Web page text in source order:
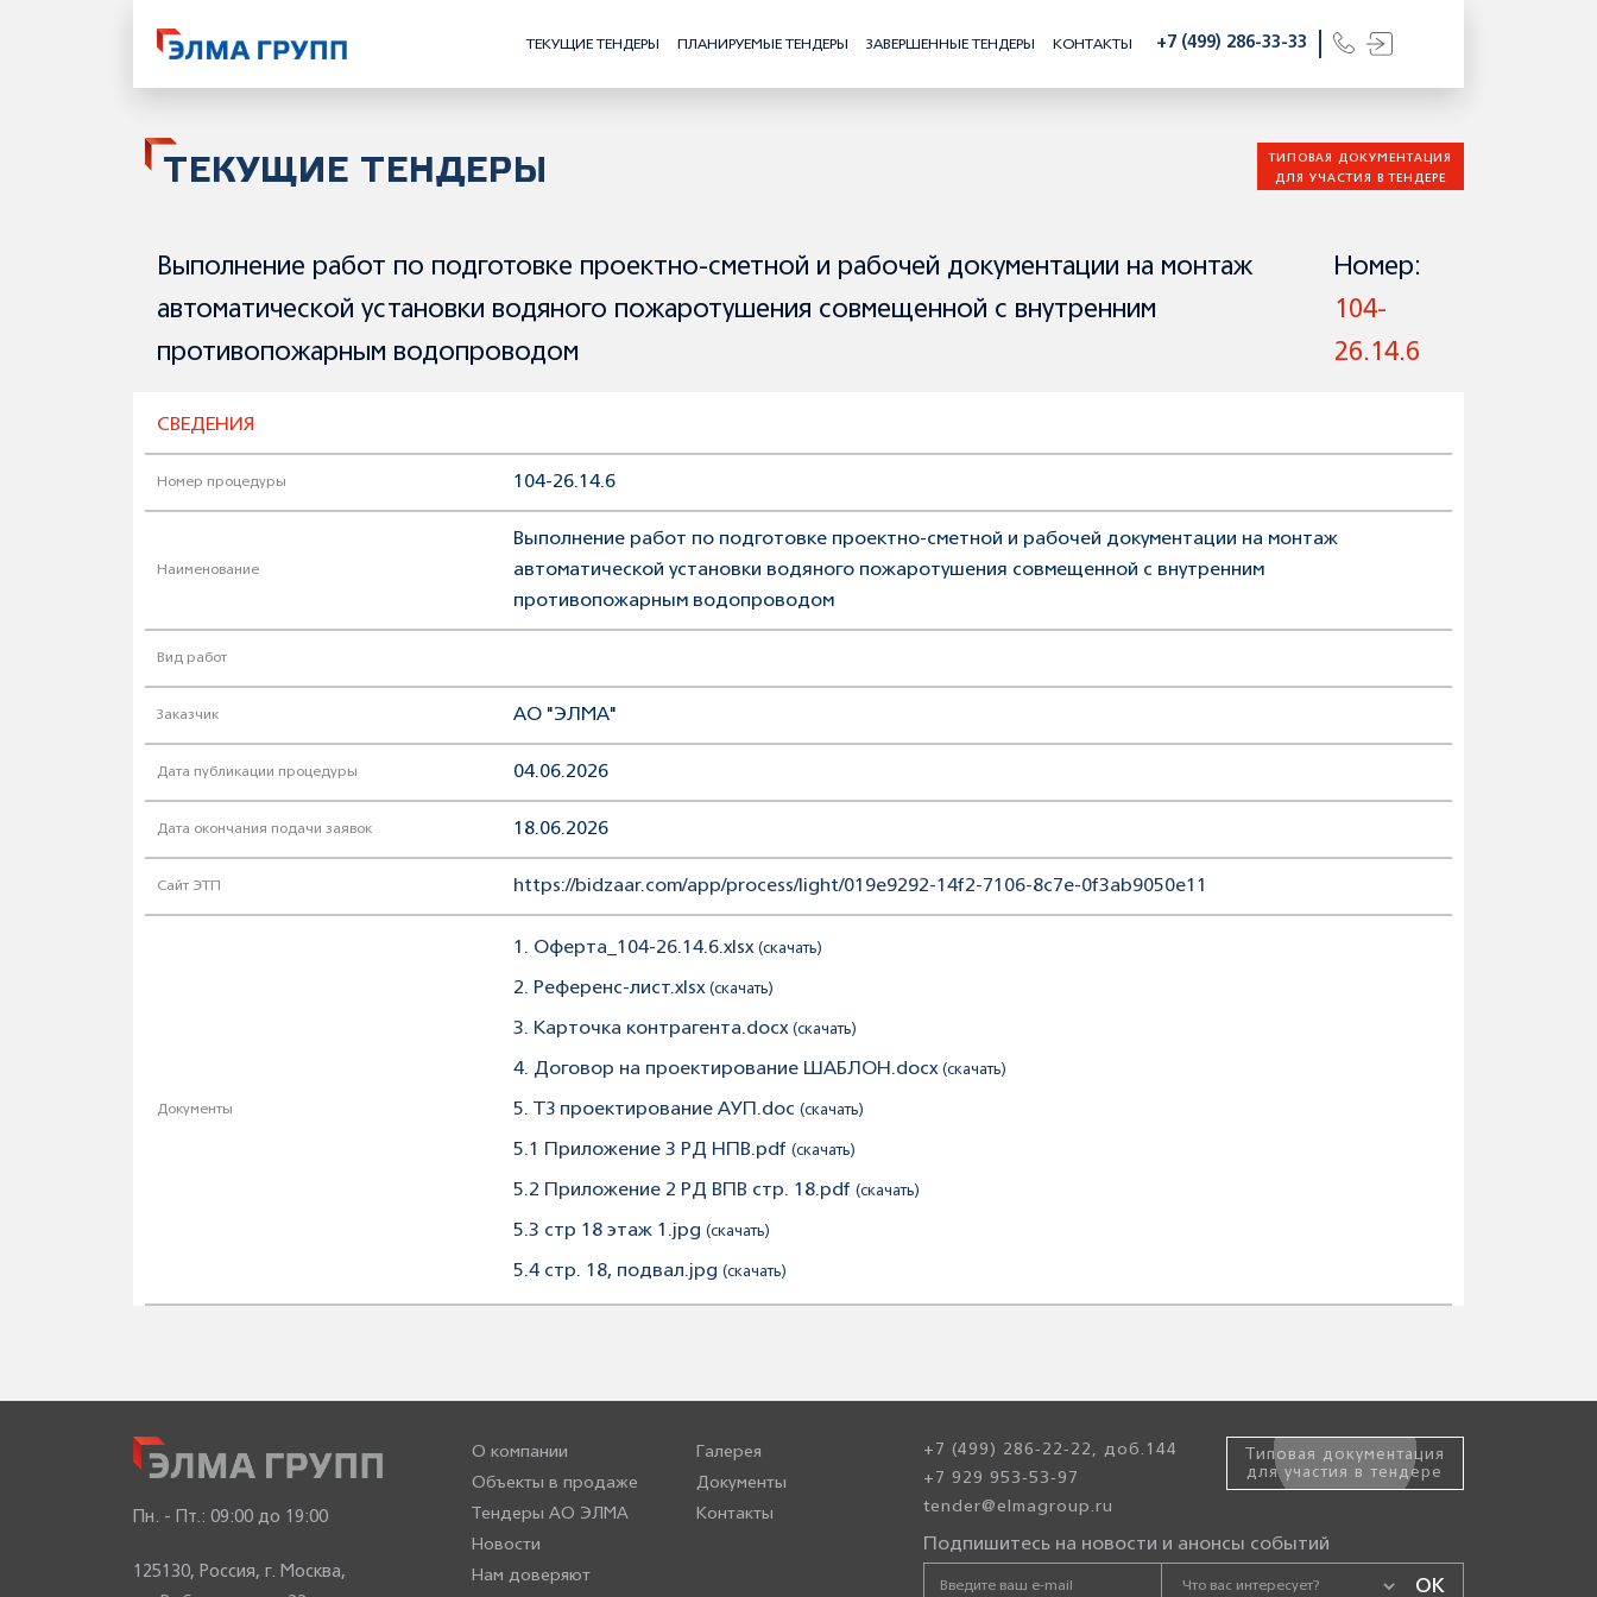
ТЕКУЩИЕ ТЕНДЕРЫ ПЛАНИРУЕМЫЕ ТЕНДЕРЫ ЗАВЕРШЕННЫЕ ТЕНДЕРЫ КОНТАКТЫ +7 (499) 286-33-33
ТЕКУЩИЕ ТЕНДЕРЫ
ТИПОВАЯ ДОКУМЕНТАЦИЯ
ДЛЯ УЧАСТИЯ В ТЕНДЕРЕ
Выполнение работ по подготовке проектно-сметной и рабочей документации на монтаж
автоматической установки водяного пожаротушения совмещенной с внутренним
противопожарным водопроводом
Номер:
104-
26.14.6
СВЕДЕНИЯ
Номер процедуры 104-26.14.6
Наименование
Выполнение работ по подготовке проектно-сметной и рабочей документации на монтаж
автоматической установки водяного пожаротушения совмещенной с внутренним
противопожарным водопроводом
Вид работ
Заказчик АО "ЭЛМА"
Дата публикации процедуры 04.06.2026
Дата окончания подачи заявок 18.06.2026
Сайт ЭТП https://bidzaar.com/app/process/light/019e9292-14f2-7106-8c7e-0f3ab9050e11
Документы
1. Оферта_104-26.14.6.xlsx (скачать)
2. Референс-лист.xlsx (скачать)
3. Карточка контрагента.docx (скачать)
4. Договор на проектирование ШАБЛОН.docx (скачать)
5. ТЗ проектирование АУП.doc (скачать)
5.1 Приложение 3 РД НПВ.pdf (скачать)
5.2 Приложение 2 РД ВПВ стр. 18.pdf (скачать)
5.3 стр 18 этаж 1.jpg (скачать)
5.4 стр. 18, подвал.jpg (скачать)
Пн. - Пт.: 09:00 до 19:00
125130, Россия, г. Москва,
О компании
Объекты в продаже
Тендеры АО ЭЛМА
Новости
Нам доверяют
Галерея
Документы
Контакты
+7 (499) 286-22-22, доб.144
+7 929 953-53-97
tender@elmagroup.ru
Типовая документация
для участия в тендере
Подпишитесь на новости и анонсы событий